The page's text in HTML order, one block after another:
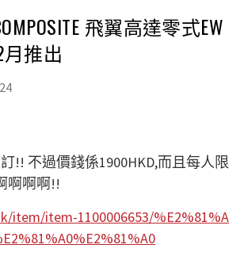
飛翼高達零式EW
月推出
!! 不過價錢係1900HKD,而且每人限
啊啊啊!!
item/item-1100006653/%E2%81%A